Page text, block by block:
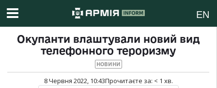
EN
Окупанти влаштували новий вид
телефонного тероризму
НОВИНИ
8 Червня 2022, 10:43Прочитаєте за: < 1 хв.